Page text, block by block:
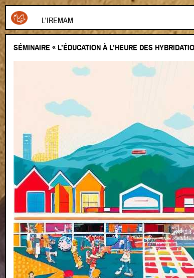
L'IREMAM
SÉMINAIRE « L’ÉDUCATION À L’HEURE DES